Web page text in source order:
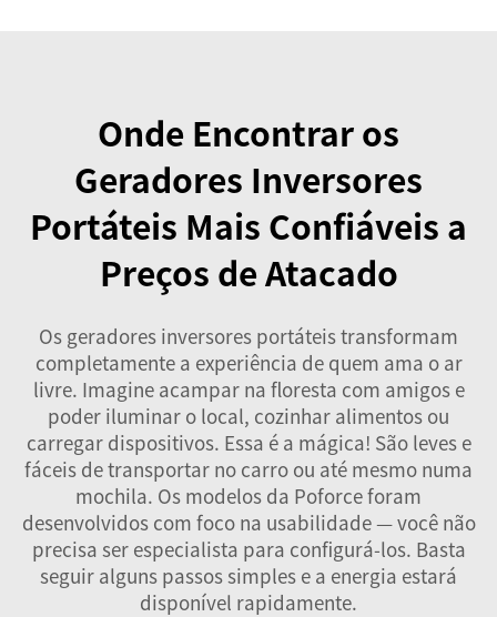
Onde Encontrar os
Geradores Inversores
Portáteis Mais Confiáveis a
Preços de Atacado
Os geradores inversores portáteis transformam
completamente a experiência de quem ama o ar
livre. Imagine acampar na floresta com amigos e
poder iluminar o local, cozinhar alimentos ou
carregar dispositivos. Essa é a mágica! São leves e
fáceis de transportar no carro ou até mesmo numa
mochila. Os modelos da Poforce foram
desenvolvidos com foco na usabilidade — você não
precisa ser especialista para configurá-los. Basta
seguir alguns passos simples e a energia estará
disponível rapidamente.